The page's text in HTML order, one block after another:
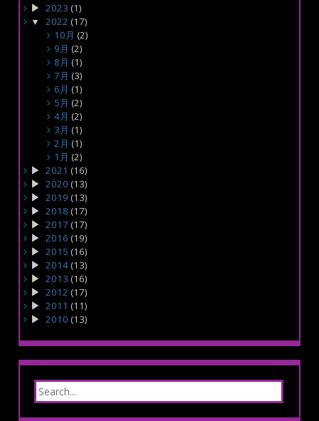
2023 (1)
2022 (17)
10月 (2)
9月 (2)
8月 (1)
7月 (3)
6月 (1)
5月 (2)
4月 (2)
3月 (1)
2月 (1)
1月 (2)
2021 (16)
2020 (13)
2019 (13)
2018 (17)
2017 (17)
2016 (19)
2015 (16)
2014 (13)
2013 (16)
2012 (17)
2011 (11)
2010 (13)